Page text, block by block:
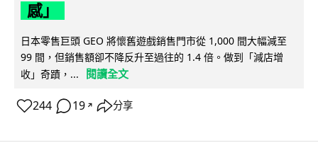
感」
日本零售巨頭 GEO 將懷舊遊戲銷售門市從 1,000 間大幅減至
99 間，但銷售額卻不降反升至過往的 1.4 倍。做到「減店增
收」奇蹟，...
閱讀全文
244 19 ↗ 分享